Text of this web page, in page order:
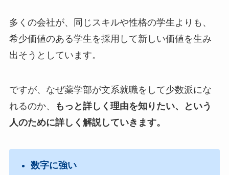
多くの会社が、同じスキルや性格の学生よりも、
希少価値のある学生を採用して新しい価値を生み
出そうとしています。
ですが、なぜ薬学部が文系就職をして少数派にな
れるのか、
もっと詳しく理由を知りたい、という
人のために詳しく解説していきます。
数字に強い